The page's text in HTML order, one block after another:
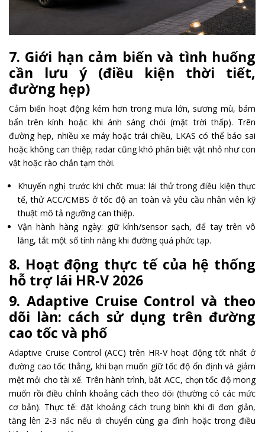
7. Giới hạn cảm biến và tình huống
cần lưu ý (điều kiện thời tiết,
đường hẹp)
Cảm biến hoạt động kém hơn trong mưa lớn, sương mù, bám
bẩn trên kính hoặc khi ánh sáng chói (mặt trời thấp). Trên
đường hẹp, nhiều xe máy hoặc trái chiều, LKAS có thể báo sai
hoặc không can thiệp; radar cũng khó phân biệt vật nhỏ như con
vật hoặc rào chắn tạm thời.
Khuyến nghị trước khi chốt mua: lái thử trong điều kiện thực
tế, thử ACC/CMBS ở tốc độ an toàn và yêu cầu nhân viên kỹ
thuật mô tả ngưỡng can thiệp.
Vận hành hàng ngày: giữ kính/sensor sạch, để tay trên vô
lăng, tắt một số tính năng khi đường quá phức tạp.
8. Hoạt động thực tế của hệ thống
hỗ trợ lái HR‑V 2026
9. Adaptive Cruise Control và theo
dõi làn: cách sử dụng trên đường
cao tốc và phố
Adaptive Cruise Control (ACC) trên HR‑V hoạt động tốt nhất ở
đường cao tốc thẳng, khi bạn muốn giữ tốc độ ổn định và giảm
mệt mỏi cho tài xế. Trên hành trình, bật ACC, chọn tốc độ mong
muốn rồi điều chỉnh khoảng cách theo dõi (thường có các mức
cơ bản). Thực tế: đặt khoảng cách trung bình khi đi đơn giản,
tăng lên 2-3 nấc nếu di chuyển cùng gia đình hoặc trong điều